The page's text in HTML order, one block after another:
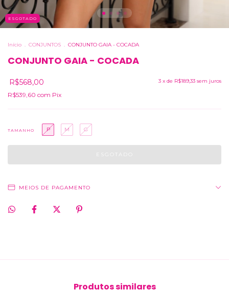
ESGOTADO
Início . CONJUNTOS . CONJUNTO GAIA - COCADA
CONJUNTO GAIA - COCADA
R$568,00 3 x de R$189,33 sem juros
R$539,60 com Pix
TAMANHO P M G
MEIOS DE PAGAMENTO
Produtos similares